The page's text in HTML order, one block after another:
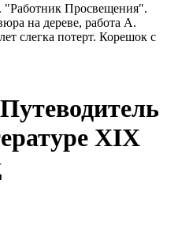
"Работник Просвещения".
на дереве, работа А.
слегка потерт. Корешок с
XIX